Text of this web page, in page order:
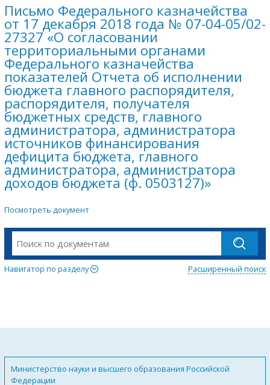
Письмо Федерального казначейства
от 17 декабря 2018 года № 07-04-05/02-
27327 «О согласовании
территориальными органами
Федерального казначейства
показателей Отчета об исполнении
бюджета главного распорядителя,
распорядителя, получателя
бюджетных средств, главного
администратора, администратора
источников финансирования
дефицита бюджета, главного
администратора, администратора
доходов бюджета (ф. 0503127)»
Посмотреть документ
Навигатор по разделу Расширенный поиск
Министерство науки и высшего образования Российской
Федерации